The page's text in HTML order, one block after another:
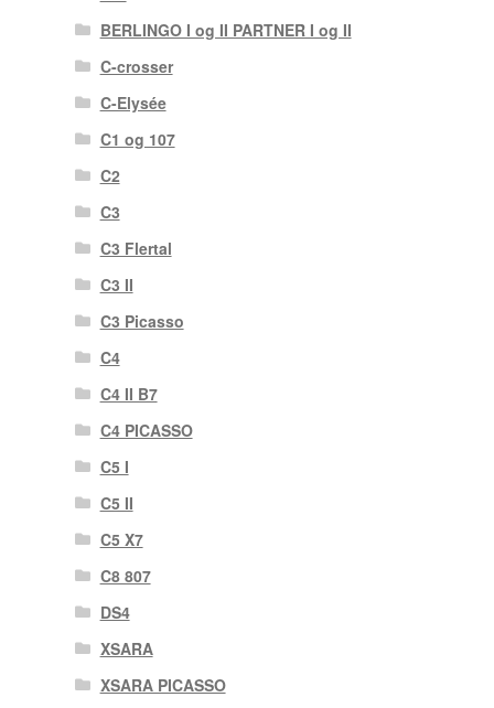
BERLINGO I og II PARTNER I og II
C-crosser
C-Elysée
C1 og 107
C2
C3
C3 Flertal
C3 II
C3 Picasso
C4
C4 II B7
C4 PICASSO
C5 I
C5 II
C5 X7
C8 807
DS4
XSARA
XSARA PICASSO